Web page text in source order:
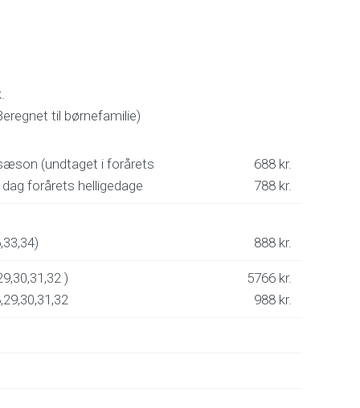
til børnefamilie)
(undtaget i forårets
forårets helligedage
688 kr.
788 kr.
888 kr.
)
5766 kr.
988 kr.